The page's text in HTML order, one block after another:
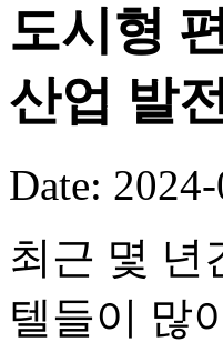
도시형
산업 발
Date:
최근 몇 년
텔들이 많